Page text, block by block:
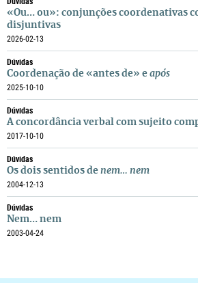
«Ou… ou»: conjunções coordenativas
disjuntivas
2026-02-13
Dúvidas
Coordenação de «antes de» e após
2025-10-10
Dúvidas
A concordância verbal com sujeito
2017-10-10
Dúvidas
Os dois sentidos de nem… nem
2004-12-13
Dúvidas
Nem… nem
2003-04-24